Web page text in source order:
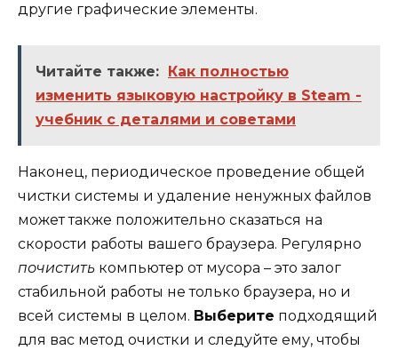
другие графические элементы.
Читайте также:
Как полностью
изменить языковую настройку в Steam -
учебник с деталями и советами
Наконец, периодическое проведение общей
чистки системы и удаление ненужных файлов
может также положительно сказаться на
скорости работы вашего браузера. Регулярно
почистить компьютер от мусора – это залог
стабильной работы не только браузера, но и
всей системы в целом. Выберите подходящий
для вас метод очистки и следуйте ему, чтобы